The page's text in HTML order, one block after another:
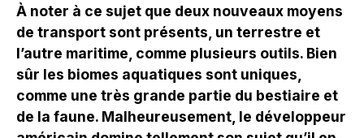
À noter à ce sujet que deux nouveaux moyens
de transport sont présents, un terrestre et
l’autre maritime, comme plusieurs outils. Bien
sûr les biomes aquatiques sont uniques,
comme une très grande partie du bestiaire et
de la faune. Malheureusement, le développeur